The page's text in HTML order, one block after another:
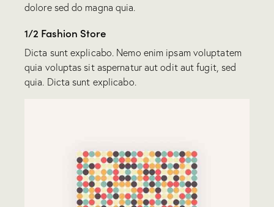
dolore sed do magna quia.
1/2 Fashion Store
Dicta sunt explicabo. Nemo enim ipsam voluptatem
quia voluptas sit aspernatur aut odit aut fugit, sed
quia. Dicta sunt explicabo.